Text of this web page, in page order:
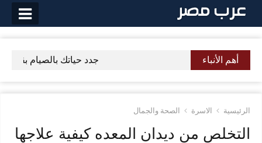
التخطي
أهم الأنباء جدد حياتك بالصيام بقرب
الرئيسية الاسرة الصحة والجمال
التخلص من ديدان المعده كيفية علاجها